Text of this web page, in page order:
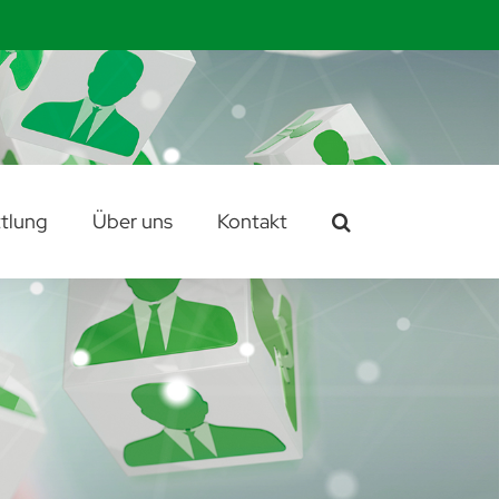
Über uns Kontakt